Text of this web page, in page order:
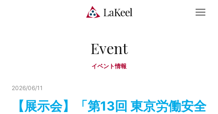
Event
イベント情報
【展示会】「第13回 東京労働安全
2026/06/11